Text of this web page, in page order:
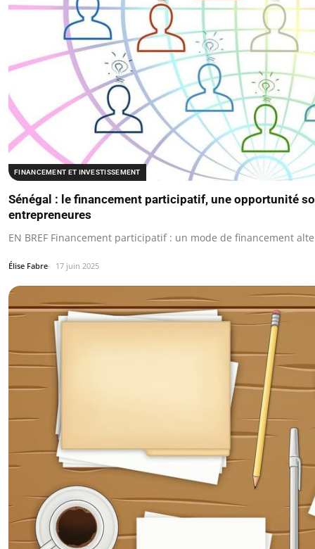
FINANCEMENT ET INVESTISSEMENT
Sénégal : le financement participatif, une opportunité
entrepreneures
EN BREF Financement participatif : un mode de financement
Élise Fabre 17 juin 2025